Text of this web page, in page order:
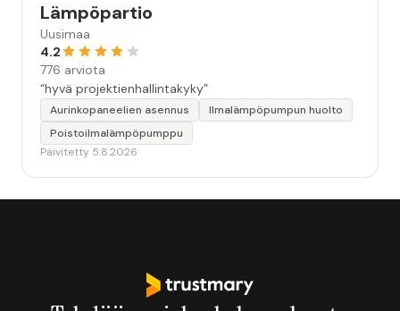
Lämpöpartio
Uusimaa
4.2
776 arviota
“hyvä projektienhallintakyky”
Aurinkopaneelien asennus
Ilmalämpöpumpun huolto
Poistoilmalämpöpumppu
Päivitetty 5.8.2026